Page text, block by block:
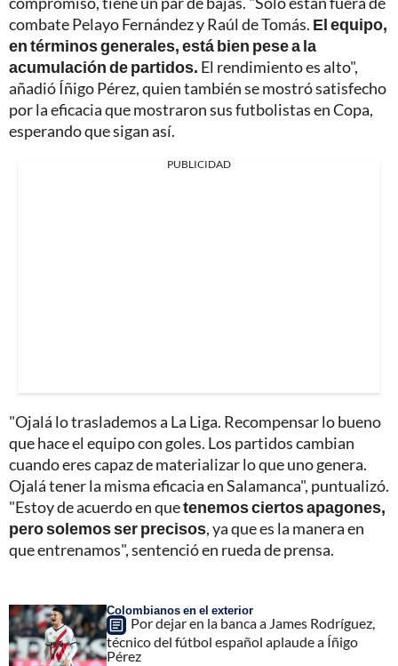
combate Pelayo Fernández y Raúl de Tomás. El equipo,
en términos generales, está bien pese a la
acumulación de partidos. El rendimiento es alto",
añadió Íñigo Pérez, quien también se mostró satisfecho
por la eficacia que mostraron sus futbolistas en Copa,
esperando que sigan así.
PUBLICIDAD
"Ojalá lo traslademos a La Liga. Recompensar lo bueno
que hace el equipo con goles. Los partidos cambian
cuando eres capaz de materializar lo que uno genera.
Ojalá tener la misma eficacia en Salamanca", puntualizó.
"Estoy de acuerdo en quetenemos ciertos apagones,
pero solemos ser precisos, ya que es la manera en
que entrenamos", sentenció en rueda de prensa.
Colombianos en el exterior
Por dejar en la banca a James Rodríguez,
técnico del fútbol español aplaude a Íñigo
Pérez